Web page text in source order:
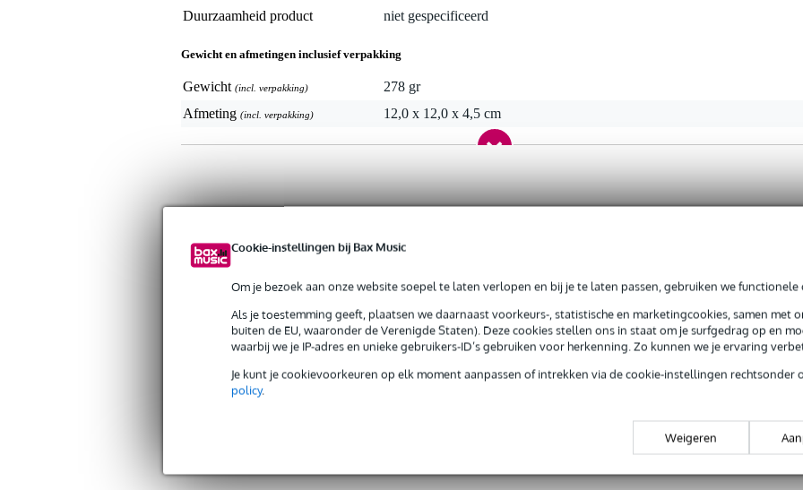
Cookie-instellingen bij Bax Music
Om je bezoek aan onze website soepel te laten verlopen en bij je te laten passen, gebruiken we functionele
Als je toestemming geeft, plaatsen we daarnaast voorkeurs-, statistische en marketingcookies, samen met
buiten de EU, waaronder de Verenigde Staten). Deze cookies stellen ons in staat om je surfgedrag op en
waarbij we je IP-adres en unieke gebruikers-ID’s gebruiken voor herkenning. Zo kunnen we je ervaring
Je kunt je cookievoorkeuren op elk moment aanpassen of intrekken via de cookie-instellingen rechtsonder
policy.
Weigeren
Duurzaamheid product niet gespecificeerd
Gewicht en afmetingen inclusief verpakking
Gewicht (incl. verpakking)
278 gr
Afmeting (incl. verpakking) 12,0 x 12,0 x 4,5 cm
Andere producten van Gravity
Zoek alle producten van het merk Gravity